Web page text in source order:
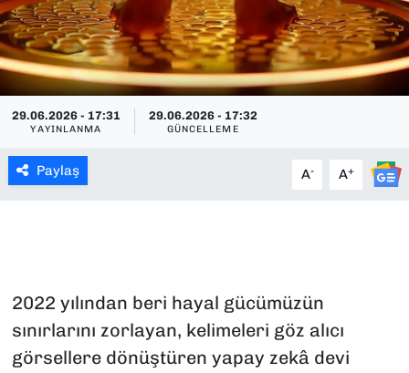
29.06.2026 - 17:31
YAYINLANMA
29.06.2026 - 17:32
GÜNCELLEME
Paylaş A- A+
2022 yılından beri hayal gücümüzün
sınırlarını zorlayan, kelimeleri göz alıcı
görsellere dönüştüren yapay zekâ devi
SAĞLIK
SPOR
TEKNOLOJİ
YAŞAM